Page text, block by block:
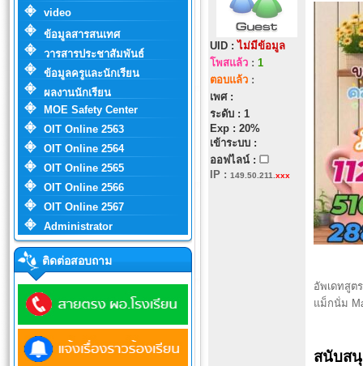
video
ข้อมูลสารสนเทศ
วารสารประชาสัมพันธ์
ข้อมูลครูและนักเรียน
ผลงานนักเรียน
MOE Safety Center
OIT Online 2563
OIT Online 2564
OIT Online 2565
OIT Online 2566
OIT Online 2567
Administrator
ติดต่อสอบถาม
UID :ไม่มีข้อมูล
โพสแล้ว: 1
ตอบแล้ว:
เพศ :
ระดับ : 1
Exp : 20%
เข้าระบบ :
ออฟไลน์ :
IP : 149.50.211. xxx
อัพเดทสูต
แม็กนั่ม
สนับส